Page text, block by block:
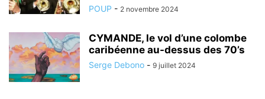
POUP - 2 novembre 2024
CYMANDE, le vol d’une colombe
caribéenne au-dessus des 70’s
Serge Debono - 9 juillet 2024